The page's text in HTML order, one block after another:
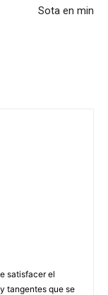
Sota en min
satisfacer el
tangentes que se